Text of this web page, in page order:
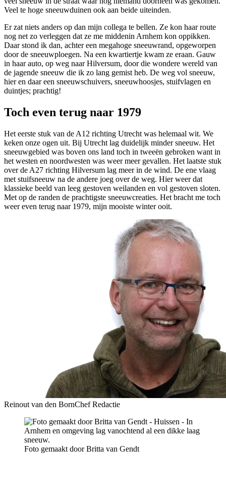
Veel te hoge sneeuwduinen ook aan beide uiteinden.
Er zat niets anders op dan mijn collega te bellen. Ze kon haar route
nog net zo verleggen dat ze me middenin Arnhem kon oppikken.
Daar stond ik dan, achter een megahoge sneeuwrand, opgeworpen
door de sneeuwploegen. Na een kwartiertje kwam ze eraan. Gauw
in haar auto, op weg naar Hilversum, door die wondere wereld van
de jagende sneeuw die ik zo lang gemist heb. De weg vol sneeuw,
hier en daar een sneeuwschuivers, sneeuwhoosjes, stuifvlagen en
duintjes; prachtig!
Toch even terug naar 1979
Het eerste stuk van de A12 richting Utrecht was helemaal wit. We
keken onze ogen uit. Bij Utrecht lag duidelijk minder sneeuw. Het
sneeuwgebied was boven ons land toch in tweeën gebroken want in
het westen en noordwesten was weer meer gevallen. Het laatste stuk
over de A27 richting Hilversum lag meer in de wind. De ene vlaag
met stuifsneeuw na de andere joeg over de weg. Hier weer dat
klassieke beeld van leeg gestoven weilanden en vol gestoven sloten.
Met op de randen de prachtigste sneeuwcreaties. Het bracht me toch
weer even terug naar 1979, mijn mooiste winter ooit.
Reinout van den BornChef Redactie
Foto gemaakt door Britta van Gendt